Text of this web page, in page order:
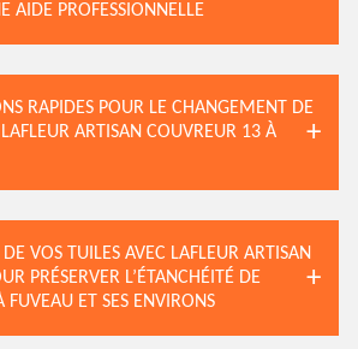
AIDE PROFESSIONNELLE
RAPIDES POUR LE CHANGEMENT DE
ARTISAN COUVREUR 13 À
VOS TUILES AVEC LAFLEUR ARTISAN
PRÉSERVER L’ÉTANCHÉITÉ DE
ET SES ENVIRONS